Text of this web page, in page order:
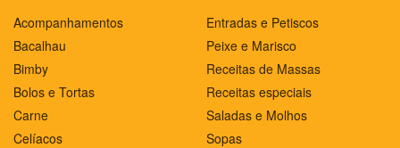
Acompanhamentos
Bacalhau
Bimby
Bolos e Tortas
Carne
Celíacos
Entradas e Petiscos
Peixe e Marisco
Receitas de Massas
Receitas especiais
Saladas e Molhos
Sopas